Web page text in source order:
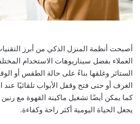
أصبحت أنظمة المنزل الذكي من أبرز
العملاء بفضل سيناريوهات الاستخدام
الستائر وغلقها بناءً على حالة الطقس أو
الغرف أو حتى فتح وقفل الأبواب تلقائيًا عند
كما يمكن أيضًا تشغيل ماكينة القهوة مع
يجعل الحياة اليومية أكثر راحة وكفاءة.